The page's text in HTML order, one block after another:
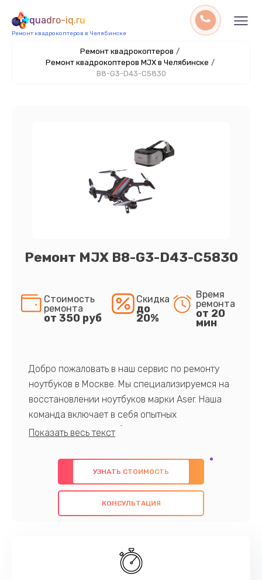
quadro-iq.ru
Ремонт квадрокоптеров в Челябинске
Ремонт квадрокоптеров /
Ремонт квадрокоптеров MJX в Челябинске /
B8-G3-D43-C5830
Ремонт MJX B8-G3-D43-C5830
Стоимость
ремонта
от 350 руб
Скидка
до
20%
Время
ремонта
от 20
мин
Добро пожаловать в наш сервис по ремонту
ноутбуков в Москве. Мы специализируемся на
восстановлении ноутбуков марки Aser. Наша
команда включает в себя опытных
профессионалов с обширными знаниями и
предлагаем быстрый и качественный ремонт с
использованием оригинальных компонентов, а
также гарантируем качество всех
проведенных работ. Наша цель - предоставить
наилучшим образом. Не медлите записаться на
УЗНАТЬ СТОИМОСТЬ
КОНСУЛЬТАЦИЯ